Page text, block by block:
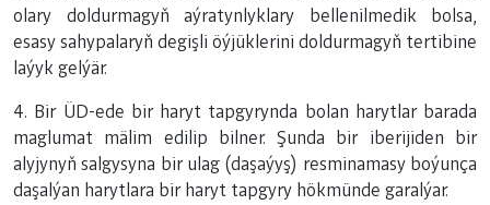
olary doldurmagyň aýratynlyklary bellenilmedik bolsa,
esasy sahypalaryň degişli öýjüklerini doldurmagyň tertibine
laýyk gelýär.
4. Bir ÜD-ede bir haryt tapgyrynda bolan harytlar barada
maglumat mälim edilip bilner. Şunda bir iberijiden bir
alyjynyň salgysyna bir ulag (daşaýyş) resminamasy boýunça
daşalýan harytlara bir haryt tapgyry hökmünde garalýar.